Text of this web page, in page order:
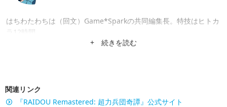
はちわたわちは（回文）Game*Sparkの共同編集長。特技はヒトカ
ラ12時間。
+ 続きを読む
関連リンク
『RAIDOU Remastered: 超力兵団奇譚』公式サイト